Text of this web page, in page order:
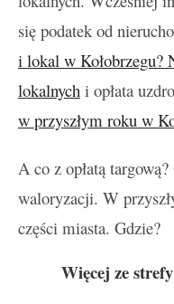
się podatek od
i lokal w Kołobrzegu?
lokalnych i opłata
w przyszłym roku w
A co z opłatą
waloryzacji. W
części miasta. Gdzie?
Więcej ze